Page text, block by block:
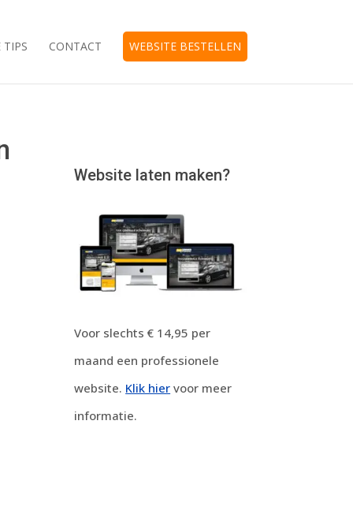
TIPS CONTACT WEBSITE BESTELLEN
Website laten maken?
Voor slechts € 14,95 per
maand een professionele
website. Klik hier voor meer
informatie.